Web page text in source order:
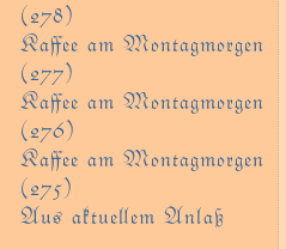
(278)
Kaﬀee am Montagmorgen
(277)
Kaﬀee am Montagmorgen
(276)
Kaﬀee am Montagmorgen
(275)
Aus aktueem Anlaß